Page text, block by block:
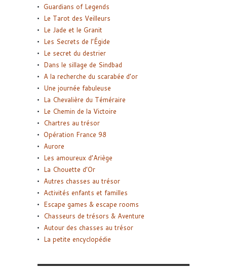
Guardians of Legends
Le Tarot des Veilleurs
Le Jade et le Granit
Les Secrets de l’Égide
Le secret du destrier
Dans le sillage de Sindbad
A la recherche du scarabée d’or
Une journée fabuleuse
La Chevalière du Téméraire
Le Chemin de la Victoire
Chartres au trésor
Opération France 98
Aurore
Les amoureux d’Ariège
La Chouette d’Or
Autres chasses au trésor
Activités enfants et familles
Escape games & escape rooms
Chasseurs de trésors & Aventure
Autour des chasses au trésor
La petite encyclopédie